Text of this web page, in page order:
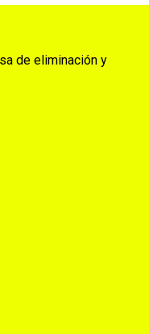
de eliminación y